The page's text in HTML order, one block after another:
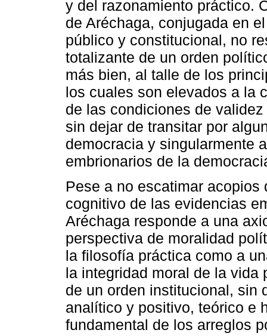
y del razonamiento práctico.
de Aréchaga, conjugada en
público y constitucional, no
totalizante de un orden
más bien, al talle de los
los cuales son elevados a la
de las condiciones de
sin dejar de transitar por
democracia y singularmente
embrionarios de la
Pese a no escatimar
cognitivo de las evidencias
Aréchaga responde a una
perspectiva de moralidad
la filosofía práctica como a
la integridad moral de la
de un orden institucional, sin
analítico y positivo, teórico e
fundamental de los arreglos